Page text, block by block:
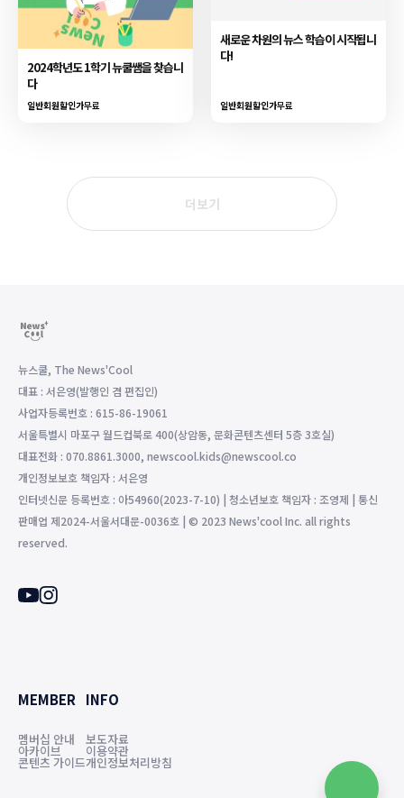
2024학년도 1학기 뉴쿨쌤을 찾습니
다
일반회원할인가무료
새로운 차원의 뉴스 학습이 시작됩니
다!
일반회원할인가무료
더보기
뉴스쿨, The News'Cool
대표 : 서은영(발행인 겸 편집인)
사업자등록번호 : 615-86-19061
서울특별시 마포구 월드컵북로 400(상암동, 문화콘텐츠센터 5층 3호실)
대표전화 : 070.8861.3000, newscool.kids@newscool.co
개인정보보호 책임자 : 서은영
인터넷신문 등록번호 : 아54960(2023-7-10) | 청소년보호 책임자 : 조영제 | 통신
판매업 제2024-서울서대문-0036호 | © 2023 News'cool Inc. all rights
reserved.
MEMBER
멤버십 안내
아카이브
콘텐츠 가이드
INFO
보도자료
이용약관
개인정보처리방침